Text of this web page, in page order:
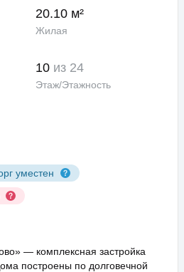
уместен
20.10 м²
Жилая
10 из 24
Этаж/Этажность
— комплексная застройка
построены по долговечной